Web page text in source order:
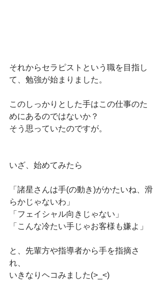
それからセラピストという職を目指し
て、勉強が始まりました。
このしっかりとした手はこの仕事のた
めにあるのではないか？
そう思っていたのですが。
いざ、始めてみたら
「諸星さんは手(の動き)がかたいね、滑
らかじゃないわ」
「フェイシャル向きじゃない」
「こんな冷たい手じゃお客様も嫌よ」
と、先輩方や指導者から手を指摘さ
れ、
いきなりヘコみました(>_<)